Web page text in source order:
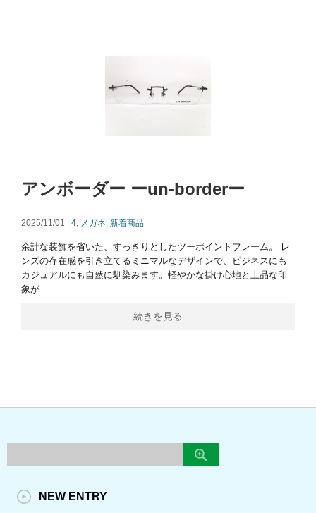
アンボーダー ーun-borderー
2025/11/01 | 4 メガネ 新着商品
余計な装飾を省いた、すっきりとしたツーポイントフレーム。 レ
ンズの存在感を引き立てるミニマルなデザインで、ビジネスにも
カジュアルにも自然に馴染みます。軽やかな掛け心地と上品な印
象が
続きを見る
NEW ENTRY